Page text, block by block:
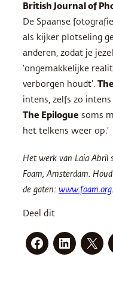
British Journal of
De Spaanse
als kijker plotseling
anderen, zodat je
‘ongemakkelijke
verborgen houdt’.
intens, zelfs zo intens
The Epilogue soms
het telkens weer op.’
Het werk van Laia Abril
Foam, Amsterdam.
de gaten: www.foam.org.
Deel dit